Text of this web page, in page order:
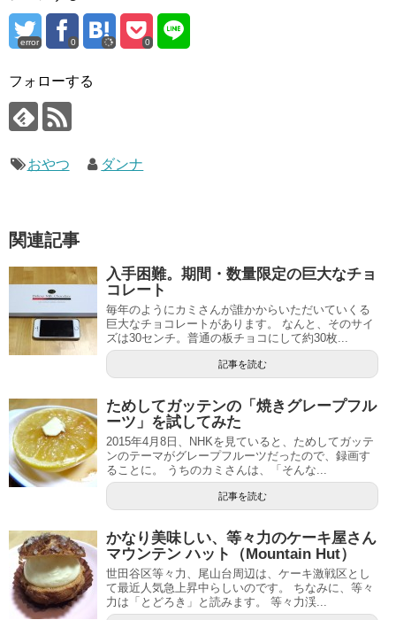
error 0 0
フォローする
おやつ ダンナ
関連記事
入手困難。期間・数量限定の巨大なチョ
コレート
毎年のようにカミさんが誰かからいただいていくる
巨大なチョコレートがあります。 なんと、そのサイ
ズは30センチ。普通の板チョコにして約30枚...
記事を読む
ためしてガッテンの「焼きグレープフル
ーツ」を試してみた
2015年4月8日、NHKを見ていると、ためしてガッテ
ンのテーマがグレープフルーツだったので、録画す
ることに。 うちのカミさんは、「そんな...
記事を読む
かなり美味しい、等々力のケーキ屋さん
マウンテン ハット（Mountain Hut）
世田谷区等々力、尾山台周辺は、ケーキ激戦区とし
て最近人気急上昇中らしいのです。 ちなみに、等々
力は「とどろき」と読みます。 等々力渓...